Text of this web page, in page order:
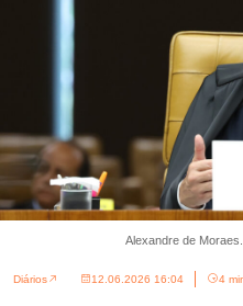
Alexandre de
Diários 12.06.2026 16:04 4